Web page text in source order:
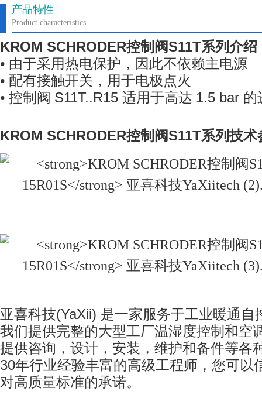
产品特性
Product characteristics
KROM SCHRODER控制阀S11T系列介绍
• 由于采用热电保护，因此不依赖主电源
• 配有接触开关，用于电极点火
• 控制阀 S11T..R15 适用于高达 1.5 bar 的
KROM SCHRODER控制阀S11T系列技术
亚喜科技(YaXii) 是一家服务于工业暖通自
我们提供完整的大型工厂温湿度控制和空
提供咨询，设计，安装，维护和备件等各
30年行业经验丰富的高级工程师，您可以
对高质量标准的承诺。